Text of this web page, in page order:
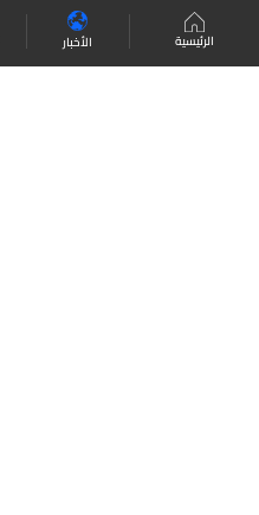
الرئيسية الأخبار
موقع البرامج